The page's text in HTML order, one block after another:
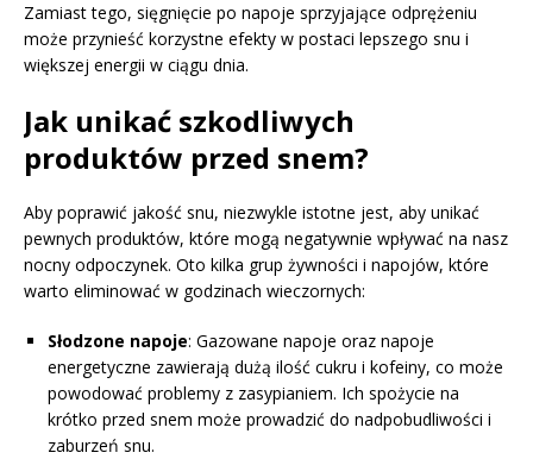
Zamiast tego, sięgnięcie po napoje sprzyjające odprężeniu
może przynieść korzystne efekty w postaci lepszego snu i
większej energii w ciągu dnia.
Jak unikać szkodliwych
produktów przed snem?
Aby poprawić jakość snu, niezwykle istotne jest, aby unikać
pewnych produktów, które mogą negatywnie wpływać na nasz
nocny odpoczynek. Oto kilka grup żywności i napojów, które
warto eliminować w godzinach wieczornych:
Słodzone napoje: Gazowane napoje oraz napoje
energetyczne zawierają dużą ilość cukru i kofeiny, co może
powodować problemy z zasypianiem. Ich spożycie na
krótko przed snem może prowadzić do nadpobudliwości i
zaburzeń snu.